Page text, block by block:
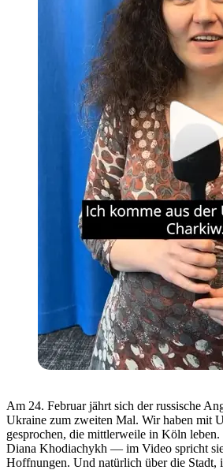
Am 24. Februar jährt sich der russische
Ukraine zum zweiten Mal. Wir haben mit
gesprochen, die mittlerweile in Köln
Diana Khodiachykh — im Video spricht
Hoffnungen. Und natürlich über die Stadt,